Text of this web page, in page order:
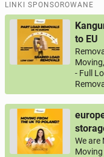
LINKI SPONSOROWANE
to EU
- Full
We are